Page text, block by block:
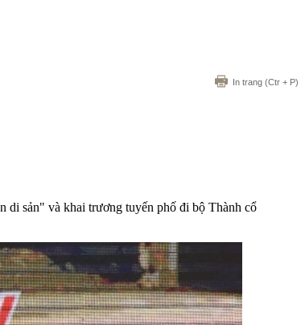
In trang (Ctr + P)
sản" và khai trương tuyến phố đi bộ Thành cổ